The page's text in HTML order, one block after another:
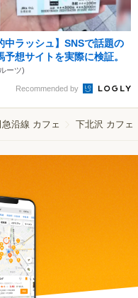
中ラッシュ】SNSで話題の
予想サイトを実際に検証。
ーツ)
Recommended by
沿線 カフェ 下北沢 カフェ